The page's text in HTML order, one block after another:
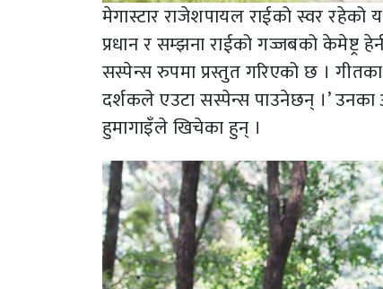
मेगास्टार राजेशपायल राईको स्वर रहेको
प्रधान र सम्झना राईको गज्जबको
सस्पेन्स रुपमा प्रस्तुत गरिएको छ ।
दर्शकले एउटा सस्पेन्स पाउनेछन् ।’ उनका
हुमागाइँले खिचेका हुन् ।